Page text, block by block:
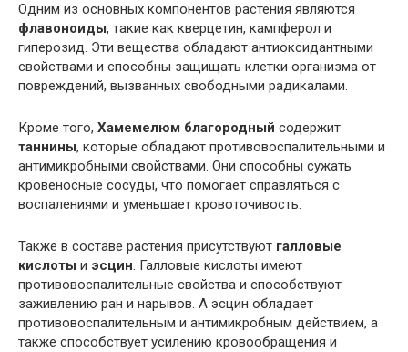
Одним из основных компонентов растения являются
флавоноиды, такие как кверцетин, кампферол и
гиперозид. Эти вещества обладают антиоксидантными
свойствами и способны защищать клетки организма от
повреждений, вызванных свободными радикалами.
Кроме того, Хамемелюм благородный содержит
таннины, которые обладают противовоспалительными и
антимикробными свойствами. Они способны сужать
кровеносные сосуды, что помогает справляться с
воспалениями и уменьшает кровоточивость.
Также в составе растения присутствуют галловые
кислоты и эсцин. Галловые кислоты имеют
противовоспалительные свойства и способствуют
заживлению ран и нарывов. А эсцин обладает
противовоспалительным и антимикробным действием, а
также способствует усилению кровообращения и